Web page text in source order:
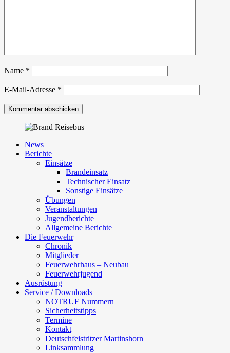
Name *
E-Mail-Adresse *
News
Berichte
Einsätze
Brandeinsatz
Technischer Einsatz
Sonstige Einsätze
Übungen
Veranstaltungen
Jugendberichte
Allgemeine Berichte
Die Feuerwehr
Chronik
Mitglieder
Feuerwehrhaus – Neubau
Feuerwehrjugend
Ausrüstung
Service / Downloads
NOTRUF Nummern
Sicherheitstipps
Termine
Kontakt
Deutschfeistritzer Martinshorn
Linksammlung